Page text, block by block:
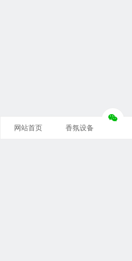
网站首页 香氛设备